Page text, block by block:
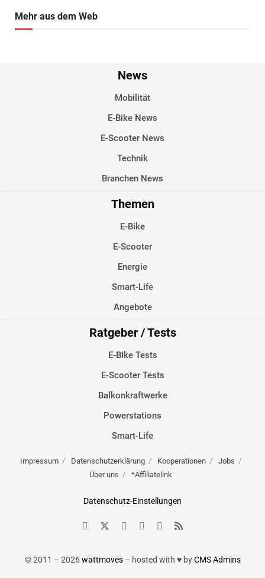
Mehr aus dem Web
News
Mobilität
E-Bike News
E-Scooter News
Technik
Branchen News
Themen
E-Bike
E-Scooter
Energie
Smart-Life
Angebote
Ratgeber / Tests
E-Bike Tests
E-Scooter Tests
Balkonkraftwerke
Powerstations
Smart-Life
Impressum Datenschutzerklärung Kooperationen
Jobs
Über uns
*Affiliatelink
Datenschutz-Einstellungen
© 2011 – 2026wattmoves– hosted with ♥ byCMS Admins